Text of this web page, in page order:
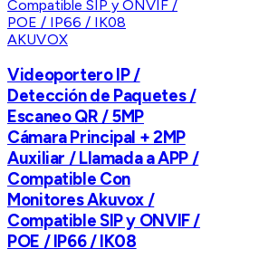
AKUVOX
Videoportero IP /
Detección de Paquetes /
Escaneo QR / 5MP
Cámara Principal + 2MP
Auxiliar / Llamada a APP /
Compatible Con
Monitores Akuvox /
Compatible SIP y ONVIF /
POE / IP66 / IK08